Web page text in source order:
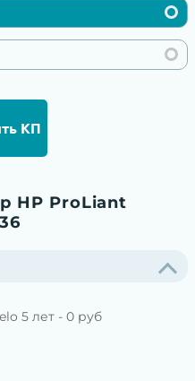
КП
HP ProLiant
5 лет - 0 руб